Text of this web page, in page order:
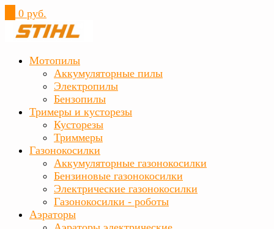
0 руб.
Мотопилы
Аккумуляторные пилы
Электропилы
Бензопилы
Тримеры и кусторезы
Кусторезы
Триммеры
Газонокосилки
Аккумуляторные газонокосилки
Бензиновые газонокосилки
Электрические газонокосилки
Газонокосилки - роботы
Аэраторы